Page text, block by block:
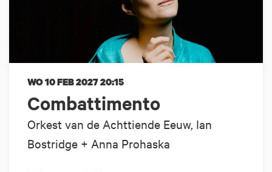
Combattimento
Orkest van de Achttiende Eeuw, Ian
Bostridge + Anna Prohaska
WO 10 FEB 202720:15